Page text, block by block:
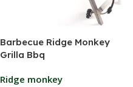
Barbecue Ridge Monkey
Grilla Bbq
Ridge monkey